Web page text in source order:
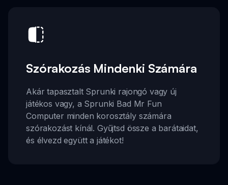
Szórakozás Mindenki Számára
Akár tapasztalt Sprunki rajongó vagy új
játékos vagy, a Sprunki Bad Mr Fun
Computer minden korosztály számára
szórakozást kínál. Gyűjtsd össze a barátaidat,
és élvezd együtt a játékot!